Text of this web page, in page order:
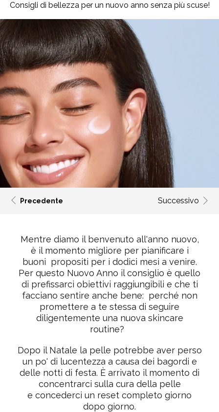
Consigli di bellezza per un nuovo anno senza più scuse!
Precedente Successivo
Mentre diamo il benvenuto all'anno nuovo,
è il momento migliore per pianificare i
buoni propositi per i dodici mesi a venire.
Per questo Nuovo Anno il consiglio è quello
di prefissarci obiettivi raggiungibili e che ti
facciano sentire anche bene: perché non
promettere a te stessa di seguire
diligentemente una nuova skincare
routine?
Dopo il Natale la pelle potrebbe aver perso
un po' di lucentezza a causa dei bagordi e
delle notti di festa. È arrivato il momento di
concentrarci sulla cura della pelle
e concederci un reset completo giorno
dopo giorno.